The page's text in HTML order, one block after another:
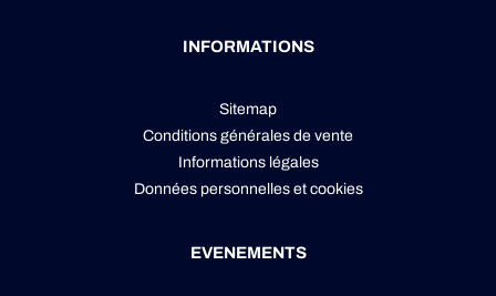
INFORMATIONS
Sitemap
Conditions générales de vente
Informations légales
Données personnelleset cookies
EVENEMENTS